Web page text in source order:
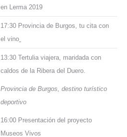
en Lerma 2019
17:30 Provincia de Burgos, tu cita con
el vino
13:30 Tertulia viajera, maridada con
caldos de la Ribera del Duero.
Provincia de Burgos, destino turístico
deportivo
16:00 Presentación del proyecto
Museos Vivos